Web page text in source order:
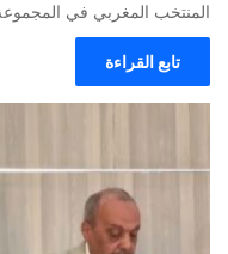
المنتخب المغربي في
تابع القراءة